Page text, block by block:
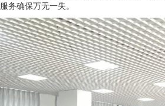
服务确保万无一失。